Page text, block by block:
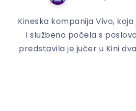
Kineska kompanija Vivo,
i službeno počela s
predstavila je jučer u Kini